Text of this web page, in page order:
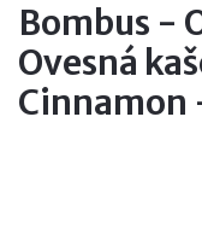
Bombus -
Ovesná
Cinnamon